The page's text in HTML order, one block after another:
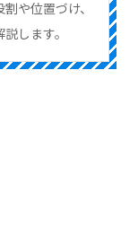
や位置づけ、
します。